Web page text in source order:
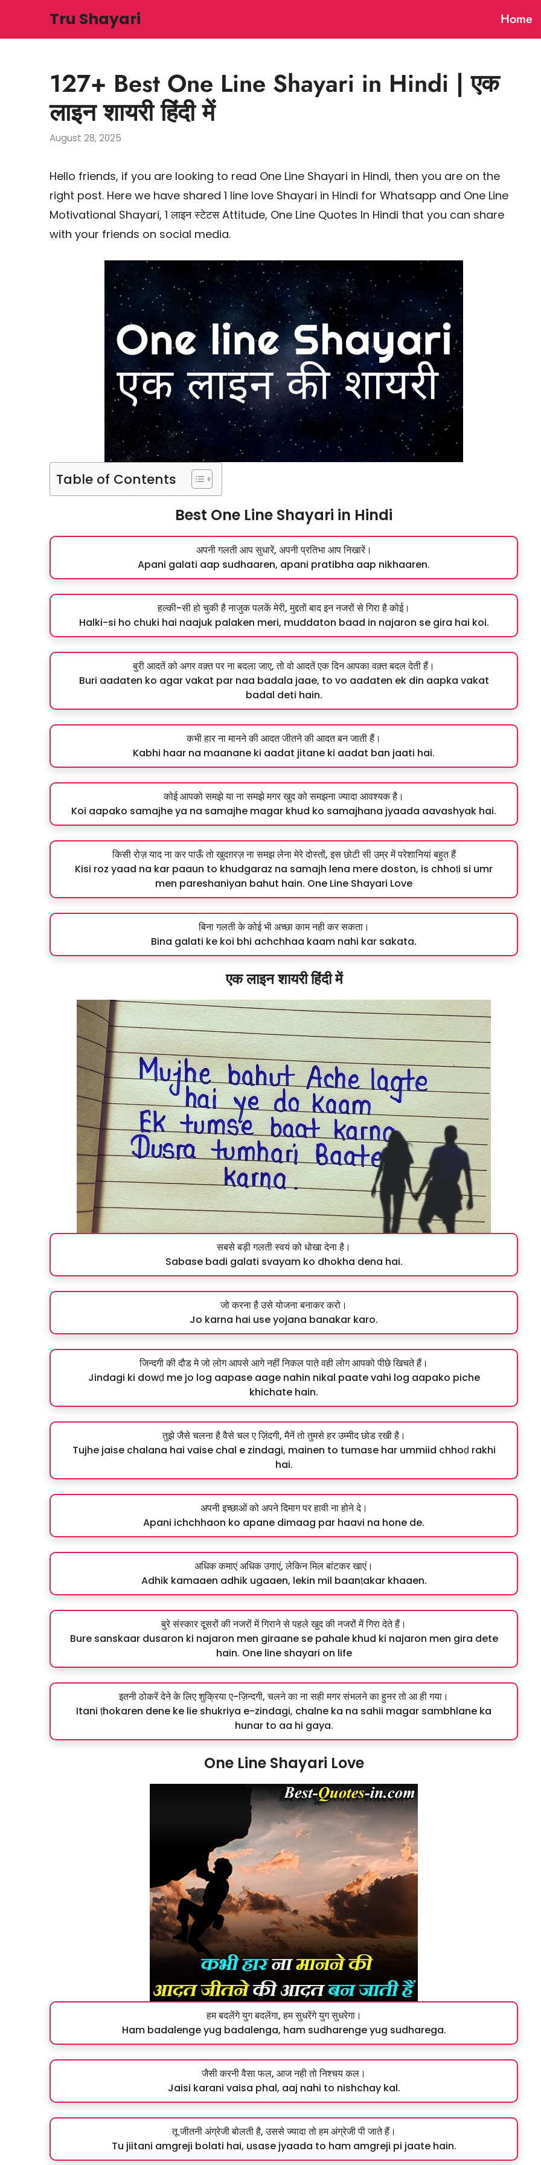
Tru Shayari Home
127+ Best One Line Shayari in Hindi | एक
लाइन शायरी हिंदी में
August 28, 2025
Hello friends, if you are looking to read One Line Shayari in Hindi, then you are on the
right post. Here we have shared 1 line love Shayari in Hindi for Whatsapp and One Line
Motivational Shayari, 1 लाइन स्टेटस Attitude, One Line Quotes In Hindi that you can share
with your friends on social media.
Table of Contents
Best One Line Shayari in Hindi
अपनी गलती आप सुधारें, अपनी प्रतिभा आप निखारें।
Apani galati aap sudhaaren, apani pratibha aap nikhaaren.
हल्की-सी हो चुकी है नाजुक पलकें मेरी, मुद्दतों बाद इन नजरों से गिरा है कोई।
Halki-si ho chuki hai naajuk palaken meri, muddaton baad in najaron se gira hai koi.
बुरी आदतें को अगर वक़्त पर ना बदला जाए, तो वो आदतें एक दिन आपका वक़्त बदल देती हैं।
Buri aadaten ko agar vakat par naa badala jaae, to vo aadaten ek din aapka vakat
badal deti hain.
कभी हार ना मानने की आदत जीतने की आदत बन जाती हैं।
Kabhi haar na maanane ki aadat jitane ki aadat ban jaati hai.
कोई आपको समझे या ना समझे मगर खुद को समझना ज्यादा आवश्यक है।
Koi aapako samajhe ya na samajhe magar khud ko samajhana jyaada aavashyak hai.
किसी रोज़ याद ना कर पाऊँ तो खुदग़रज़ ना समझ लेना मेरे दोस्तों, इस छोटी सी उम्र में परेशानियां बहुत हैं
Kisi roz yaad na kar paaun to khudgaraz na samajh lena mere doston, is chhoṭi si umr
men pareshaniyan bahut hain. One Line Shayari Love
बिना गलती के कोई भी अच्छा काम नही कर सकता।
Bina galati ke koi bhi achchhaa kaam nahi kar sakata.
एक लाइन शायरी हिंदी में
सबसे बड़ी गलती स्वयं को धोखा देना है।
Sabase badi galati svayam ko dhokha dena hai.
जो करना है उसे योजना बनाकर करो।
Jo karna hai use yojana banakar karo.
जिन्दगी की दौड मे जो लोग आपसे आगे नहीं निकल पाते वही लोग आपको पीछे खिचते हैं।
Jindagi ki dowḍ me jo log aapase aage nahin nikal paate vahi log aapako piche
khichate hain.
तुझे जैसे चलना है वैसे चल ए ज़िंदगी, मैनें तो तुमसे हर उम्मीद छोड रखी है।
Tujhe jaise chalana hai vaise chal e zindagi, mainen to tumase har ummiid chhoḍ rakhi
hai.
अपनी इच्छाओं को अपने दिमाग पर हावी ना होने दे।
Apani ichchhaon ko apane dimaag par haavi na hone de.
अधिक कमाएं अधिक उगाएं, लेकिन मिल बांटकर खाएं।
Adhik kamaaen adhik ugaaen, lekin mil baanṭakar khaaen.
बुरे संस्कार दूसरों की नजरों में गिराने से पहले खुद की नजरों में गिरा देते हैं।
Bure sanskaar dusaron ki najaron men giraane se pahale khud ki najaron men gira dete
hain. One line shayari on life
इतनी ठोकरें देने के लिए शुक्रिया ए-ज़िन्दगी, चलने का ना सही मगर संभलने का हुनर तो आ ही गया।
Itani ṭhokaren dene ke lie shukriya e-zindagi, chalne ka na sahii magar sambhlane ka
hunar to aa hi gaya.
One Line Shayari Love
हम बदलेंगे युग बदलेंगा, हम सुधरेंगे युग सुधरेगा।
Ham badalenge yug badalenga, ham sudharenge yug sudharega.
जैसी करनी वैसा फल, आज नही तो निश्चय कल।
Jaisi karani vaisa phal, aaj nahi to nishchay kal.
तू जीतनी अंग्रेजी बोलती है, उससे ज्यादा तो हम अंग्रेजी पी जाते हैं।
Tu jiitani amgreji bolati hai, usase jyaada to ham amgreji pi jaate hain.